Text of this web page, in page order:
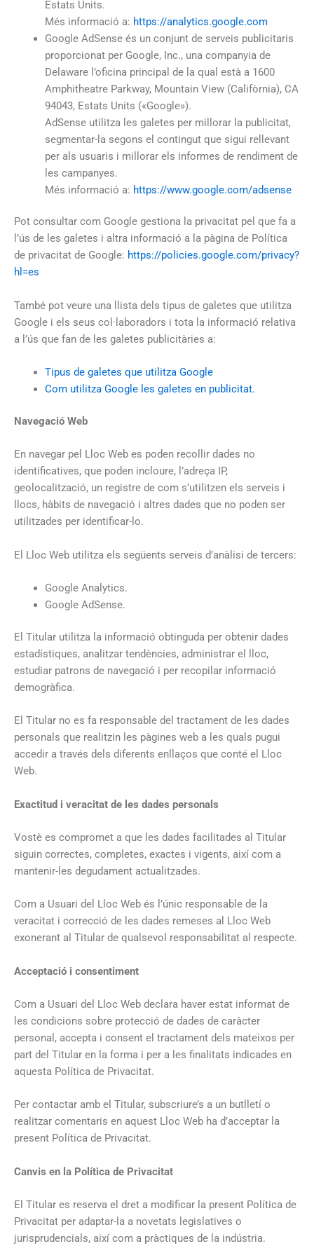
Estats Units.
Més informació a: https://analytics.google.com
Google AdSense és un conjunt de serveis publicitaris
proporcionat per Google, Inc., una companyia de
Delaware l’oficina principal de la qual està a 1600
Amphitheatre Parkway, Mountain View (Califòrnia), CA
94043, Estats Units («Google»).
AdSense utilitza les galetes per millorar la publicitat,
segmentar-la segons el contingut que sigui rellevant
per als usuaris i millorar els informes de rendiment de
les campanyes.
Més informació a: https://www.google.com/adsense
Pot consultar com Google gestiona la privacitat pel que fa a
l’ús de les galetes i altra informació a la pàgina de Política
de privacitat de Google: https://policies.google.com/privacy?
hl=es
També pot veure una llista dels tipus de galetes que utilitza
Google i els seus col·laboradors i tota la informació relativa
a l’ús que fan de les galetes publicitàries a:
Tipus de galetes que utilitza Google
Com utilitza Google les galetes en publicitat.
Navegació Web
En navegar pel Lloc Web es poden recollir dades no
identificatives, que poden incloure, l’adreça IP,
geolocalització, un registre de com s’utilitzen els serveis i
llocs, hàbits de navegació i altres dades que no poden ser
utilitzades per identificar-lo.
El Lloc Web utilitza els següents serveis d’anàlisi de tercers:
Google Analytics.
Google AdSense.
El Titular utilitza la informació obtinguda per obtenir dades
estadístiques, analitzar tendències, administrar el lloc,
estudiar patrons de navegació i per recopilar informació
demogràfica.
El Titular no es fa responsable del tractament de les dades
personals que realitzin les pàgines web a les quals pugui
accedir a través dels diferents enllaços que conté el Lloc
Web.
Exactitud i veracitat de les dades personals
Vostè es compromet a que les dades facilitades al Titular
siguin correctes, completes, exactes i vigents, així com a
mantenir-les degudament actualitzades.
Com a Usuari del Lloc Web és l’únic responsable de la
veracitat i correcció de les dades remeses al Lloc Web
exonerant al Titular de qualsevol responsabilitat al respecte.
Acceptació i consentiment
Com a Usuari del Lloc Web declara haver estat informat de
les condicions sobre protecció de dades de caràcter
personal, accepta i consent el tractament dels mateixos per
part del Titular en la forma i per a les finalitats indicades en
aquesta Política de Privacitat.
Per contactar amb el Titular, subscriure’s a un butlletí o
realitzar comentaris en aquest Lloc Web ha d’acceptar la
present Política de Privacitat.
Canvis en la Política de Privacitat
El Titular es reserva el dret a modificar la present Política de
Privacitat per adaptar-la a novetats legislatives o
jurisprudencials, així com a pràctiques de la indústria.